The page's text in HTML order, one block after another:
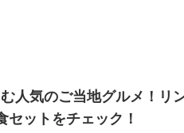
人気のご当地グルメ！リ
セットをチェック！